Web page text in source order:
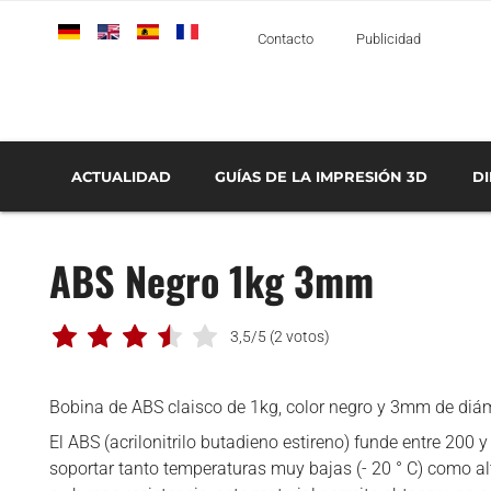
DeutschEnglishEspañolFrançaisItalianoContacto Publicidad
ACTUALIDAD
AUTOMOCIÓN Y
TRANSPORTE
MÉDICO Y DENTAL
ESCÁNERES 3D
IMPRESORAS 3D
GUÍAS DE LA IMPRESIÓN 3D
ABS Negro 1kg 3mm
3,5/5 (2 votos)
Bobina de ABS claisco de 1kg, color negro y 3mm de
El ABS (acrilonitrilo butadieno estireno) funde entre 200 y
soportar tanto temperaturas muy bajas (- 20 ° C) como